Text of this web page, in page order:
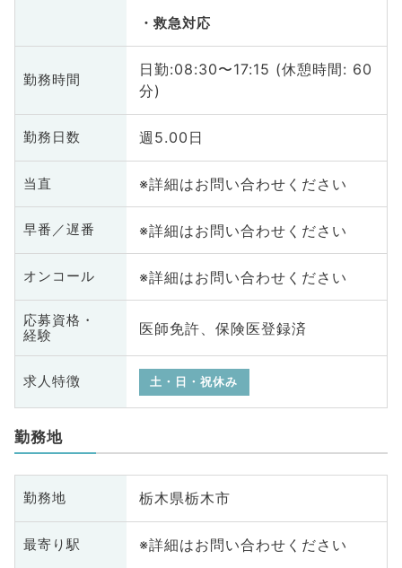
救急対応
勤務時間
日勤:08:30〜17:15 (休憩時間: 60
分)
勤務日数 週5.00日
当直 ※詳細はお問い合わせください
早番／遅番 ※詳細はお問い合わせください
オンコール ※詳細はお問い合わせください
応募資格・
経験
医師免許、保険医登録済
求人特徴 土・日・祝休み
勤務地
勤務地 栃木県栃木市
最寄り駅 ※詳細はお問い合わせください